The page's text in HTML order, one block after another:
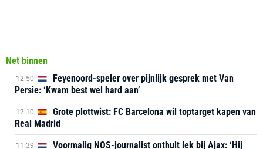
Net binnen
12:50
Feyenoord-speler over pijnlijk gesprek met Van
Persie: ‘Kwam best wel hard aan’
12:10
Grote plottwist: FC Barcelona wil toptarget kapen van
Real Madrid
11:39 Voormalig NOS-journalist onthult lek bij Ajax: ‘Hij